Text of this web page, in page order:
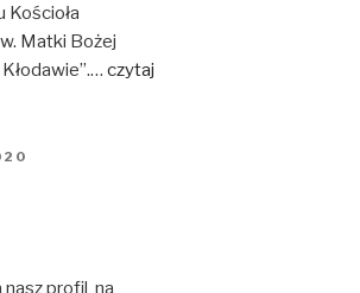
Kościoła
Matki Bożej
czytaj
nasz profil na